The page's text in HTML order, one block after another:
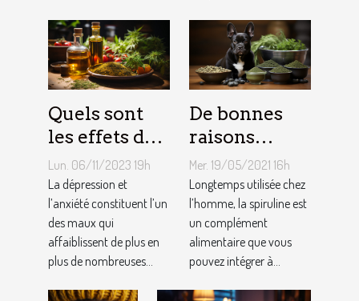
Quels sont
les effets du
CBD ?
Lun. 06/11/2023 19h
La dépression et
l’anxiété constituent l’un
des maux qui
affaiblissent de plus en
plus de nombreuses...
De bonnes
raisons
d’opter pour
la spiruline
pour
animaux
domestiques
Mer. 19/05/2021 16h
Longtemps utilisée chez
l’homme, la spiruline est
un complément
alimentaire que vous
pouvez intégrer à...